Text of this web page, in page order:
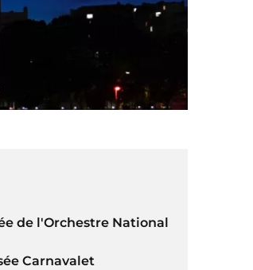
de l'Orchestre National
Carnavalet